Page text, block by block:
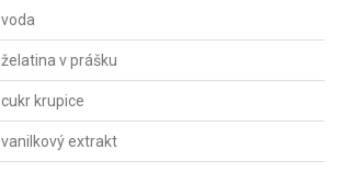
voda
želatina v prášku
cukr krupice
vanilkový extrakt